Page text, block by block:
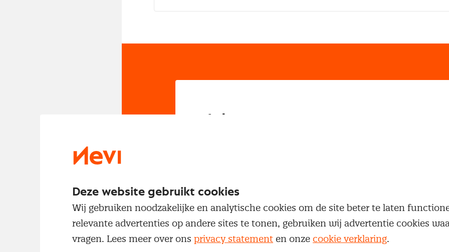
Inloggen
Inloggen
Deze website gebruikt cookies
Wij gebruiken noodzakelijke en analytische cookies om de site beter te laten
relevante advertenties op andere sites te tonen, gebruiken wij advertentie cookies
vragen. Lees meer over ons privacy statement en onze cookie verklaring.